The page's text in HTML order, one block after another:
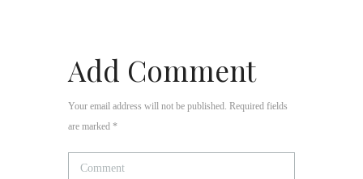
Add Comment
Your email address will not be published. Required fields
are marked *